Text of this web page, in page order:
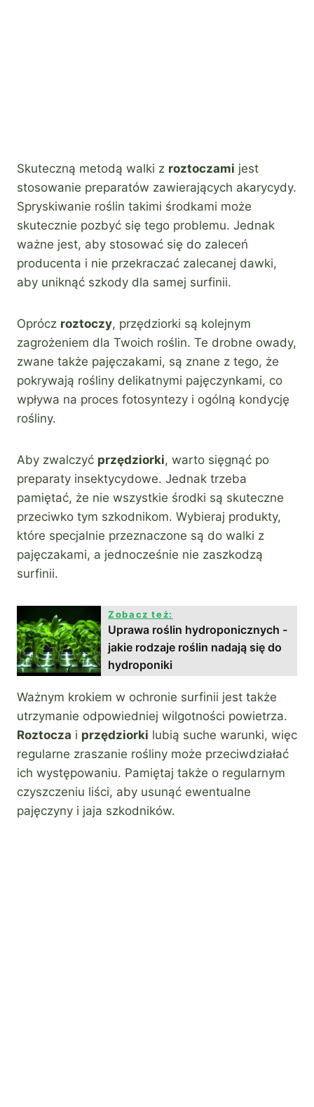
Skuteczną metodą walki z roztoczami jest
stosowanie preparatów zawierających akarycydy.
Spryskiwanie roślin takimi środkami może
skutecznie pozbyć się tego problemu. Jednak
ważne jest, aby stosować się do zaleceń
producenta i nie przekraczać zalecanej dawki,
aby uniknąć szkody dla samej surfinii.
Oprócz roztoczy, przędziorki są kolejnym
zagrożeniem dla Twoich roślin. Te drobne owady,
zwane także pajęczakami, są znane z tego, że
pokrywają rośliny delikatnymi pajęczynkami, co
wpływa na proces fotosyntezy i ogólną kondycję
rośliny.
Aby zwalczyć przędziorki, warto sięgnąć po
preparaty insektycydowe. Jednak trzeba
pamiętać, że nie wszystkie środki są skuteczne
przeciwko tym szkodnikom. Wybieraj produkty,
które specjalnie przeznaczone są do walki z
pajęczakami, a jednocześnie nie zaszkodzą
surfinii.
Zobacz też:
Uprawa roślin hydroponicznych -
jakie rodzaje roślin nadają się do
hydroponiki
Ważnym krokiem w ochronie surfinii jest także
utrzymanie odpowiedniej wilgotności powietrza.
Roztocza i przędziorki lubią suche warunki, więc
regularne zraszanie rośliny może przeciwdziałać
ich występowaniu. Pamiętaj także o regularnym
czyszczeniu liści, aby usunąć ewentualne
pajęczyny i jaja szkodników.